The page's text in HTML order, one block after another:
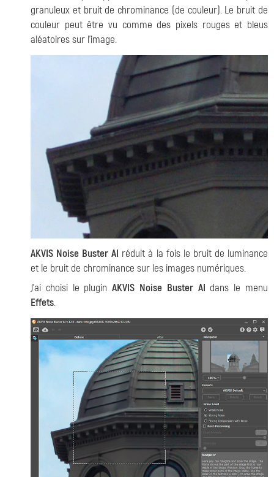
granuleux et bruit de chrominance (de couleur). Le bruit de
couleur peut être vu comme des pixels rouges et bleus
aléatoires sur l'image.
AKVIS Noise Buster AI réduit à la fois le bruit de luminance
et le bruit de chrominance sur les images numériques.
J'ai choisi le pluginAKVIS Noise Buster AI dans le menu
Effets.